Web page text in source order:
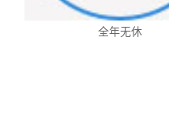
全年无休